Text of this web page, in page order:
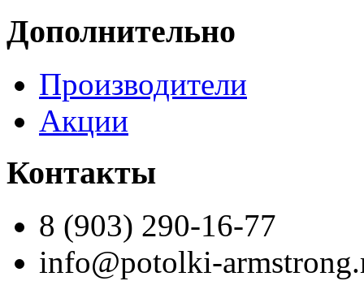
Дополнительно
Производители
Акции
Контакты
8 (903) 290-16-77
info@potolki-